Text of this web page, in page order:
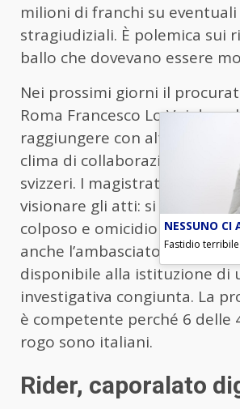
milioni di franchi su eventuali
stragiudiziali. È polemica sui
ballo che dovevano essere
Nei prossimi giorni il
Roma Francesco Lo Voi
raggiungere con altri colleghi
clima di collaborazione con i
svizzeri. I magistrati italiani
visionare gli atti: si ipotizza il
colposo e omicidio colposo.
anche l’ambasciatore italiano
disponibile alla istituzione di
investigativa congiunta. La
è competente perché 6 delle
rogo sono italiani.
Rider, caporalato
NESSUNO CI
Fastidio terribile